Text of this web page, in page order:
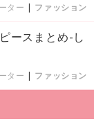
ター | ファッション
ースまとめ-し
ター | ファッション